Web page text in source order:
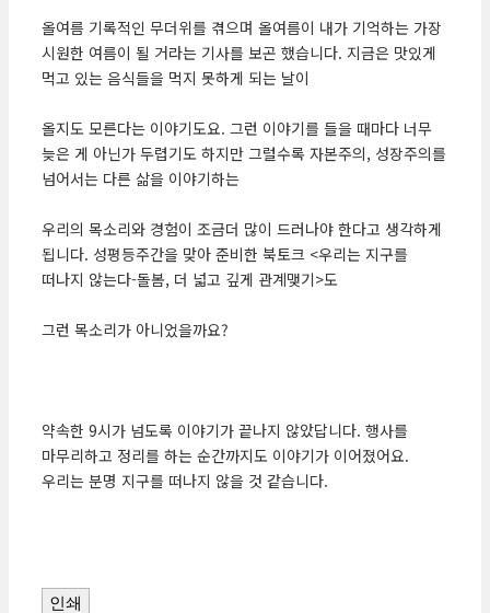
올여름 기록적인 무더위를 겪으며 올여름이 내가 기억하는 가장
시원한 여름이 될 거라는 기사를 보곤 했습니다. 지금은 맛있게
먹고 있는 음식들을 먹지 못하게 되는 날이
올지도 모른다는 이야기도요. 그런 이야기를 들을 때마다 너무
늦은 게 아닌가 두렵기도 하지만 그럴수록 자본주의, 성장주의를
넘어서는 다른 삶을 이야기하는
우리의 목소리와 경험이 조금더 많이 드러나야 한다고 생각하게
됩니다. 성평등주간을 맞아 준비한 북토크 <우리는 지구를
떠나지 않는다-돌봄, 더 넓고 깊게 관계맺기>도
그런 목소리가 아니었을까요?
약속한 9시가 넘도록 이야기가 끝나지 않았답니다. 행사를
마무리하고 정리를 하는 순간까지도 이야기가 이어졌어요.
우리는 분명 지구를 떠나지 않을 것 같습니다.
인쇄